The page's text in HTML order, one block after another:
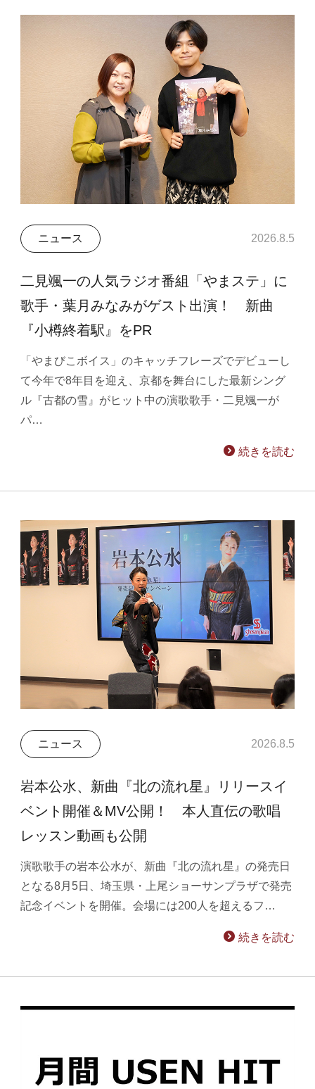
ニュース 2026.8.5
二見颯一の人気ラジオ番組「やまステ」に
歌手・葉月みなみがゲスト出演！ 新曲
『小樽終着駅』をPR
「やまびこボイス」のキャッチフレーズでデビューし
て今年で8年目を迎え、京都を舞台にした最新シング
ル『古都の雪』がヒット中の演歌歌手・二見颯一が
パ…
続きを読む
ニュース 2026.8.5
岩本公水、新曲『北の流れ星』リリースイ
ベント開催＆MV公開！ 本人直伝の歌唱
レッスン動画も公開
演歌歌手の岩本公水が、新曲『北の流れ星』の発売日
となる8月5日、埼玉県・上尾ショーサンプラザで発売
記念イベントを開催。会場には200人を超えるフ…
続きを読む